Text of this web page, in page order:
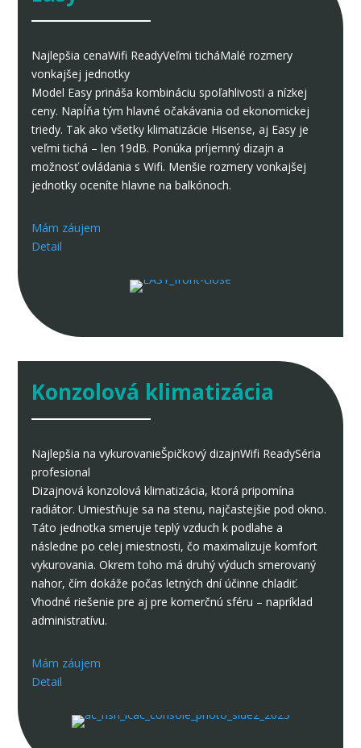
Najlepšia cenaWifi ReadyVeľmi ticháMalé rozmery
vonkajšej jednotky
Model Easy prináša kombináciu spoľahlivosti a nízkej
ceny. Napĺňa tým hlavné očakávania od ekonomickej
triedy. Tak ako všetky klimatizácie Hisense, aj Easy je
veľmi tichá – len 19dB. Ponúka príjemný dizajn a
možnosť ovládania s Wifi. Menšie rozmery vonkajšej
jednotky oceníte hlavne na balkónoch.
Mám záujem
Detail
Konzolová klimatizácia
Najlepšia na vykurovanieŠpičkový dizajnWifi ReadySéria
profesional
Dizajnová konzolová klimatizácia, ktorá pripomína
radiátor. Umiestňuje sa na stenu, najčastejšie pod okno.
Táto jednotka smeruje teplý vzduch k podlahe a
následne po celej miestnosti, čo maximalizuje komfort
vykurovania. Okrem toho má druhý výduch smerovaný
nahor, čím dokáže počas letných dní účinne chladiť.
Vhodné riešenie pre aj pre komerčnú sféru – napríklad
administratívu.
Mám záujem
Detail